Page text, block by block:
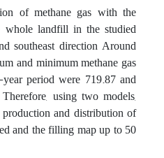
of methane gas with the
landfill in the studied
southeast direction Around
and minimum methane gas
period were 719.87 and
using two models,
and distribution of
and the filling map up to 50